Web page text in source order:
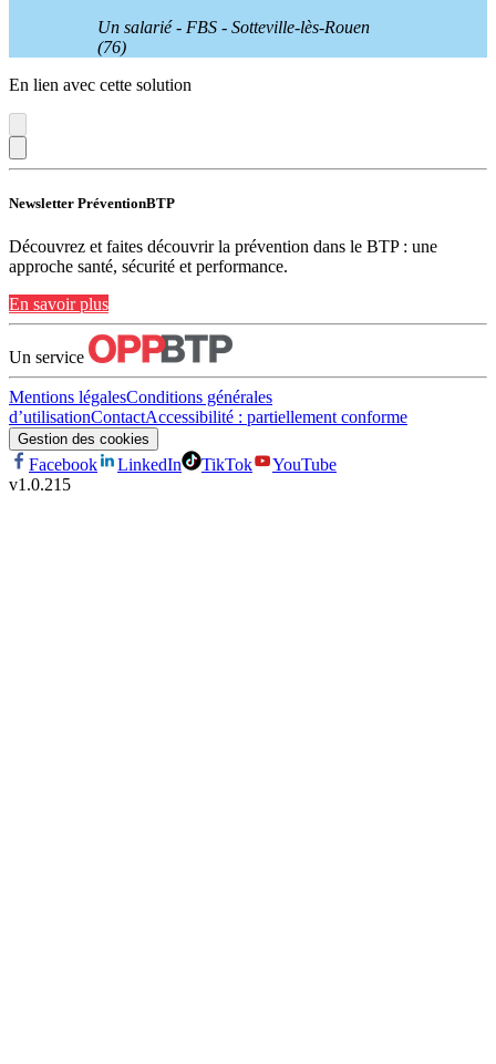
Un salarié - FBS - Sotteville-lès-Rouen
(76)
En lien avec cette solution
Newsletter PréventionBTP
Découvrez et faites découvrir la prévention dans le BTP : une
approche santé, sécurité et performance.
En savoir plus
Un service
Mentions légalesConditions générales
d’utilisationContactAccessibilité : partiellement conforme
Gestion des cookies
Facebook LinkedIn TikTok
YouTube
v1.0.215